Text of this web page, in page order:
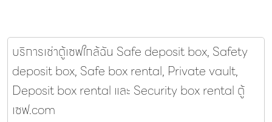
บริการเช่าตู้เซฟใกล้ฉัน Safe deposit box, Safety
deposit box, Safe box rental, Private vault,
Deposit box rental และ Security box rental ตู้
เซฟ.com